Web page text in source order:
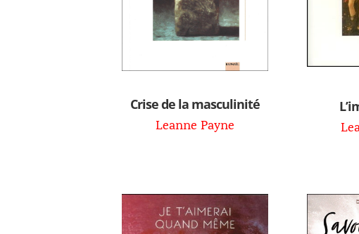
Crise de la masculinité
Leanne Payne